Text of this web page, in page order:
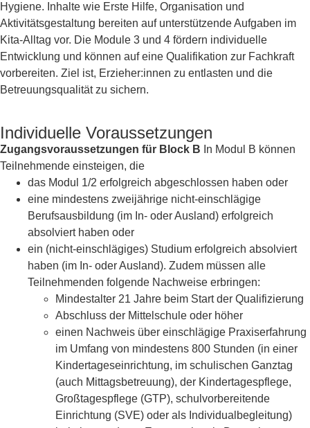
Hygiene. Inhalte wie Erste Hilfe, Organisation und
Aktivitätsgestaltung bereiten auf unterstützende Aufgaben im
Kita-Alltag vor. Die Module 3 und 4 fördern individuelle
Entwicklung und können auf eine Qualifikation zur Fachkraft
vorbereiten. Ziel ist, Erzieher:innen zu entlasten und die
Betreuungsqualität zu sichern.
Individuelle Voraussetzungen
Zugangsvoraussetzungen für Block B In Modul B können
Teilnehmende einsteigen, die
das Modul 1/2 erfolgreich abgeschlossen haben oder
eine mindestens zweijährige nicht-einschlägige
Berufsausbildung (im In- oder Ausland) erfolgreich
absolviert haben oder
ein (nicht-einschlägiges) Studium erfolgreich absolviert
haben (im In- oder Ausland). Zudem müssen alle
Teilnehmenden folgende Nachweise erbringen:
Mindestalter 21 Jahre beim Start der Qualifizierung
Abschluss der Mittelschule oder höher
einen Nachweis über einschlägige Praxiserfahrung
im Umfang von mindestens 800 Stunden (in einer
Kindertageseinrichtung, im schulischen Ganztag
(auch Mittagsbetreuung), der Kindertagespflege,
Großtagespflege (GTP), schulvorbereitende
Einrichtung (SVE) oder als Individualbegleitung)